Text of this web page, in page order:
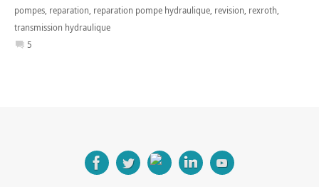
pompes, reparation, reparation pompe hydraulique, revision, rexroth,
transmission hydraulique
5